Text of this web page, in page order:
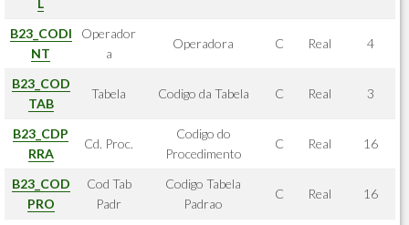
L
B23_CODI
NT
Operador
a
Operadora C Real 4
B23_COD
TAB
Tabela Codigo da Tabela C Real 3
B23_CDP
RRA
Cd. Proc.
Codigo do
Procedimento
C Real 16
B23_COD
PRO
Cod Tab
Padr
Codigo Tabela
Padrao
C Real 16